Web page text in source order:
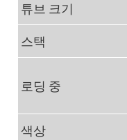
튜브 크기
스택
로딩 중
색상